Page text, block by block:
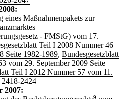
eines Maßnahmenpakets zur
- FMStG) vom 17.
Teil I 2008 Nummer 46
Seite 1982-1989, Bundesgesetzblatt
vom 29. September 2009 Seite
Teil I 2012 Nummer 57 vom 11.
2418-2424
2007:
9